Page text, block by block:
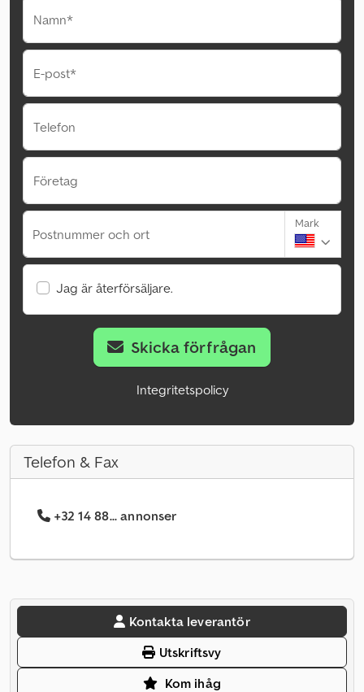
Namn*
E-post*
Telefon
Företag
Postnummer och ort
Mark
Jag är återförsäljare.
Skicka förfrågan
Integritetspolicy
Telefon & Fax
+32 14 88... annonser
Kontakta leverantör
Utskriftsvy
Kom ihåg